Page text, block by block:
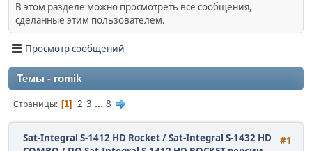
В этом разделе можно просмотреть все сообщения,
сделанные этим пользователем.
Просмотр сообщений
Темы - romik
Страницы 1 2 3 ... 8
#1
Sat-Integral S-1412 HD Rocket / Sat-Integral S-1432 HD